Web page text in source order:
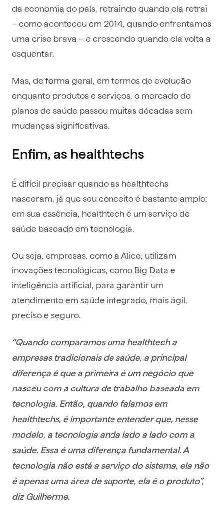
da economia do país, retraindo quando ela retrai
– como aconteceu em 2014, quando enfrentamos
uma crise brava – e crescendo quando ela volta a
esquentar.
Mas, de forma geral, em termos de evolução
enquanto produtos e serviços, o mercado de
planos de saúde passou muitas décadas sem
mudanças significativas.
Enfim, as healthtechs
É difícil precisar quando as healthtechs
nasceram, já que seu conceito é bastante amplo:
em sua essência, healthtech é um serviço de
saúde baseado em tecnologia.
Ou seja, empresas, como a Alice, utilizam
inovações tecnológicas, como Big Data e
inteligência artificial, para garantir um
atendimento em saúde integrado, mais ágil,
preciso e seguro.
“Quando comparamos uma healthtech a
empresas tradicionais de saúde, a principal
diferença é que a primeira é um negócio que
nasceu com a cultura de trabalho baseada em
tecnologia. Então, quando falamos em
healthtechs, é importante entender que, nesse
modelo, a tecnologia anda lado a lado com a
saúde. Essa é uma diferença fundamental. A
tecnologia não está a serviço do sistema, ela não
é apenas uma área de suporte, ela é o produto”,
diz Guilherme.